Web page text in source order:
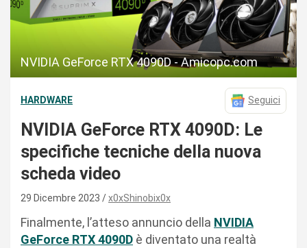
NVIDIA GeForce RTX 4090D - Amicopc.com
HARDWARE Seguici
NVIDIA GeForce RTX 4090D: Le
specifiche tecniche della nuova
scheda video
29 Dicembre 2023 x0xShinobix0x
Finalmente, l’atteso annuncio della NVIDIA
GeForce RTX 4090D è diventato una realtà